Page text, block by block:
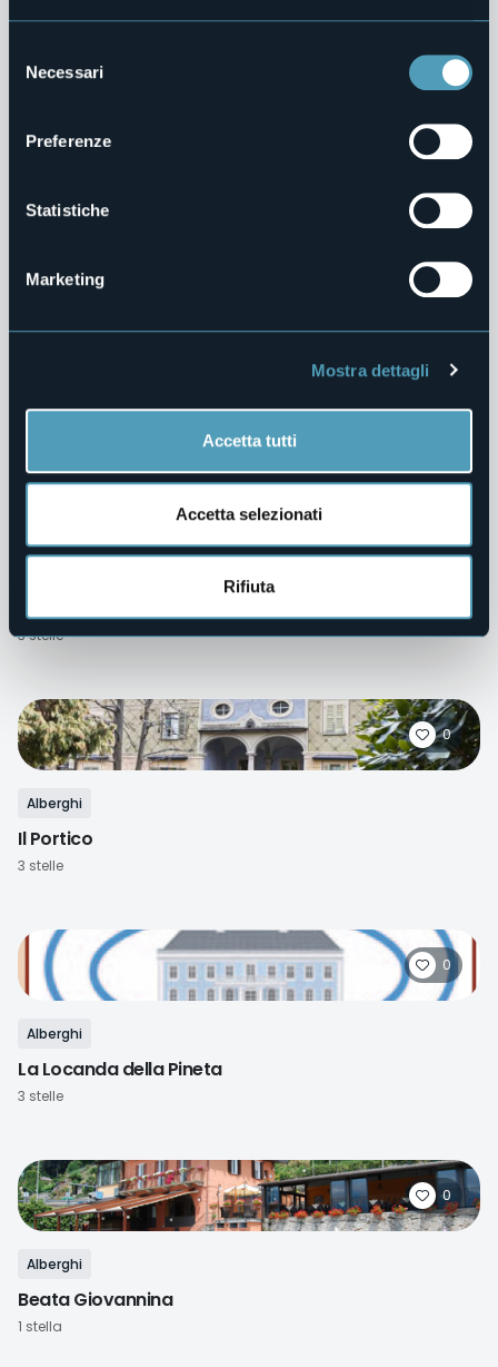
delNecessari
Preferenze
Statistiche
Marketing
Mostra dettagli
Accetta tutti
Accetta selezionati
Rifiuta
0
Affittacamere
0
Pace Trattoria
3 stelle
0
Alberghi
Il Portico
3 stelle
0
Alberghi
La Locanda della Pineta
3 stelle
0
Alberghi
Beata Giovannina
1 stella